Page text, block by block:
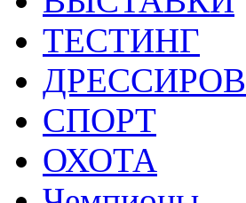
ТЕСТИНГ
СПОРТ
ОХОТА